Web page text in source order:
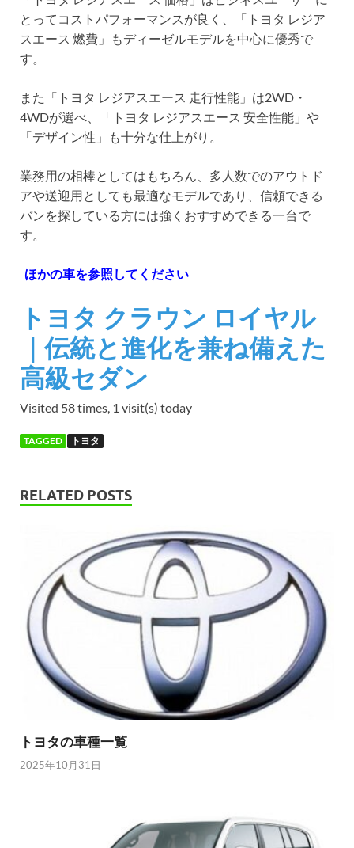
とってコストパフォーマンスが良く、「トヨタ レジア
スエース 燃費」もディーゼルモデルを中心に優秀で
す。
また「トヨタ レジアスエース 走行性能」は2WD・
4WDが選べ、「トヨタ レジアスエース 安全性能」や
「デザイン性」も十分な仕上がり。
業務用の相棒としてはもちろん、多人数でのアウトド
アや送迎用としても最適なモデルであり、信頼できる
バンを探している方には強くおすすめできる一台で
す。
ほかの車を参照してください
トヨタ クラウン ロイヤル
｜伝統と進化を兼ね備えた
高級セダン
Visited 58 times, 1 visit(s) today
TAGGED トヨタ
RELATED POSTS
トヨタの車種一覧
2025年10月31日